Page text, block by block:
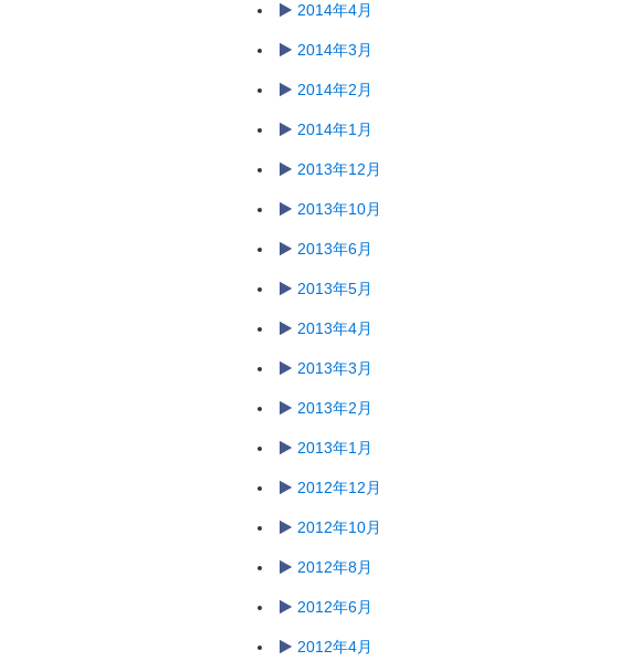
2014年4月
2014年3月
2014年2月
2014年1月
2013年12月
2013年10月
2013年6月
2013年5月
2013年4月
2013年3月
2013年2月
2013年1月
2012年12月
2012年10月
2012年8月
2012年6月
2012年4月